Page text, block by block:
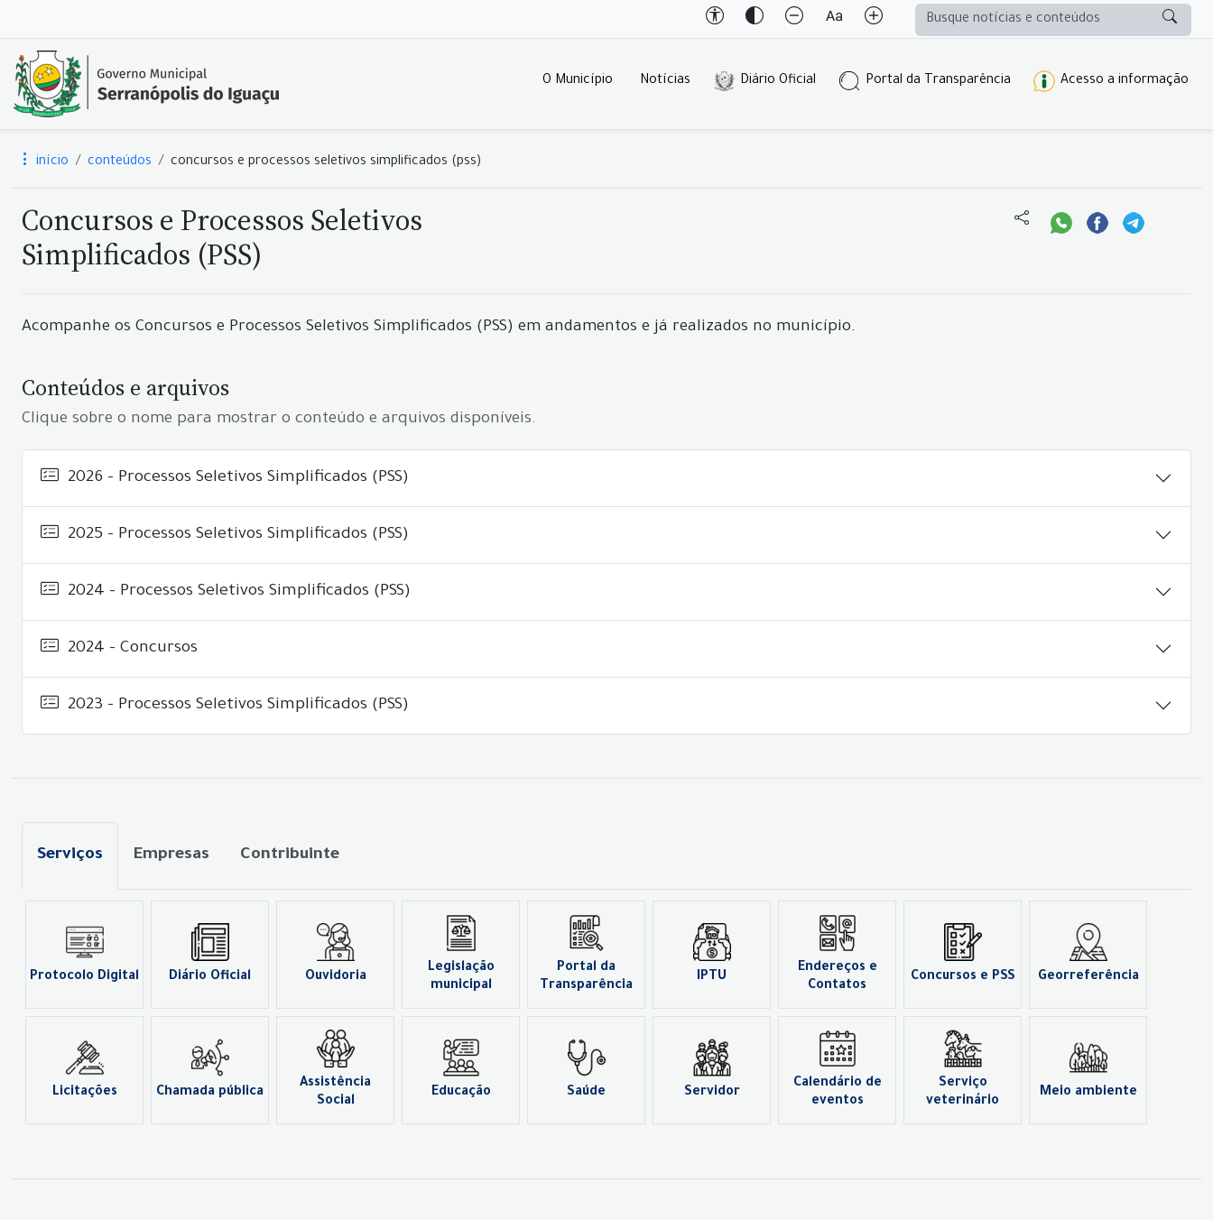
O Município Notícias Diário Oficial Portal da Transparência Acesso a informação
início conteúdos concursos e processos seletivos simplificados (pss)
Concursos e Processos Seletivos
Simplificados (PSS)
Acompanhe os Concursos e Processos Seletivos Simplificados (PSS) em andamentos e já realizados no município.
Conteúdos e arquivos
Clique sobre o nome para mostrar o conteúdo e arquivos disponíveis.
2026 - Processos Seletivos Simplificados (PSS)
2025 - Processos Seletivos Simplificados (PSS)
2024 - Processos Seletivos Simplificados (PSS)
2024 - Concursos
2023 - Processos Seletivos Simplificados (PSS)
Serviços Empresas Contribuinte
Protocolo Digital Diário Oficial Ouvidoria
Legislação
municipal
Portal da
Transparência
IPTU
Endereços e
Contatos
Concursos e PSS Georreferência
Licitações Chamada pública
Assistência
Social
Educação Saúde Servidor
Calendário de
eventos
Serviço
veterinário
Meio ambiente